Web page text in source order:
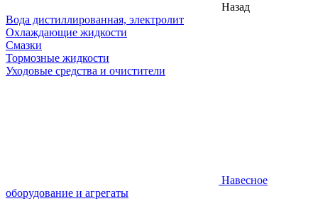
Назад
Вода дистиллированная, электролит
Охлаждающие жидкости
Смазки
Тормозные жидкости
Уходовые средства и очистители
Навесное
оборудование и агрегаты